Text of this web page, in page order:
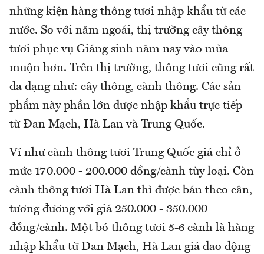
những kiện hàng thông tươi nhập khẩu từ các
nước. So với năm ngoái, thị trường cây thông
tươi phục vụ Giáng sinh năm nay vào mùa
muộn hơn. Trên thị trường, thông tươi cũng rất
đa dạng như: cây thông, cành thông. Các sản
phẩm này phần lớn được nhập khẩu trực tiếp
từ Đan Mạch, Hà Lan và Trung Quốc.
Ví như cành thông tươi Trung Quốc giá chỉ ở
mức 170.000 - 200.000 đồng/cành tùy loại. Còn
cành thông tươi Hà Lan thì được bán theo cân,
tương đương với giá 250.000 - 350.000
đồng/cành. Một bó thông tươi 5-6 cành là hàng
nhập khẩu từ Đan Mạch, Hà Lan giá dao động